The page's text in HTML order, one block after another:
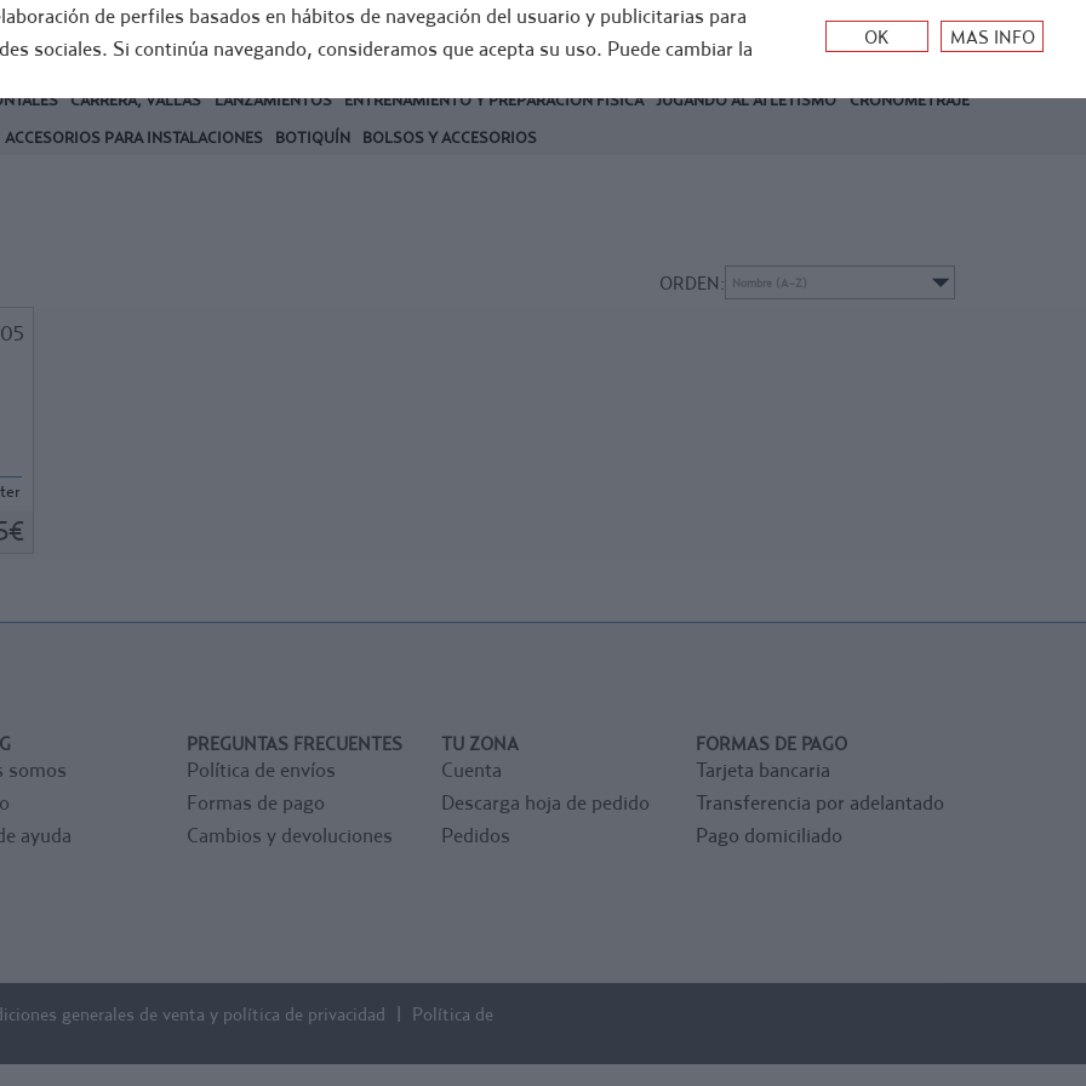
FÚTBOL
Mi cuenta
CARRERA, VALLAS LANZAMIENTOS ENTRENAMIENTO Y PREPARACIÓN FÍSICA JUGANDO AL ATLETISMO
CRONOMETRAJE
ACCESORIOS PARA INSTALACIONES
BOTIQUÍN BOLSOS Y ACCESORIOS
ORDEN:
somos
ayuda
PREGUNTAS FRECUENTES
Política de envíos
Formas de pago
Cambios y devoluciones
TU ZONA
Cuenta
Descarga hoja de pedido
Pedidos
FORMAS DE PAGO
Tarjeta bancaria
Transferencia por adelantado
Pago domiciliado
generales de venta y política de privacidad
Política de
de perfiles basados en hábitos de navegación del usuario y publicitarias para
sociales. Si continúa navegando, consideramos que acepta su uso. Puede cambiar la